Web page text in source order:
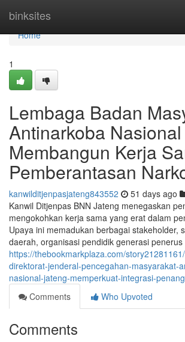
binksites
Home
Home
1
Lembaga Badan
Antinarkoba
Membangun Kerja
Pemberantasan
kanwilditjenpasjateng843552 51 days ago
Kanwil Ditjenpas BNN Jateng menegaskan
mengokohkan kerja sama yang erat dalam
Upaya ini memadukan berbagai stakeholder,
daerah, organisasi pendidik generasi penerus
https://thebookmarkplaza.com/
direktorat-jenderal-pencegahan-masyarakat-
nasional-jateng-memperkuat-integrasi-
Comments
Who Upvoted
Comments